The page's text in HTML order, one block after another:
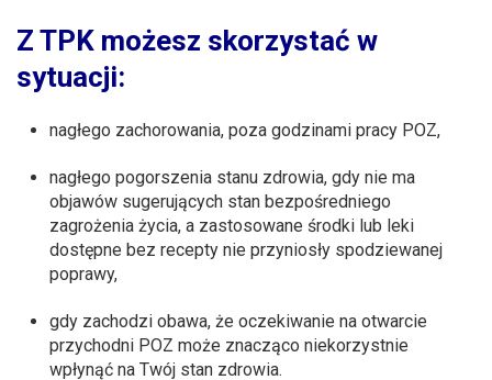
Z TPK możesz skorzystać w
sytuacji:
nagłego zachorowania, poza godzinami pracy POZ,
nagłego pogorszenia stanu zdrowia, gdy nie ma
objawów sugerujących stan bezpośredniego
zagrożenia życia, a zastosowane środki lub leki
dostępne bez recepty nie przyniosły spodziewanej
poprawy,
gdy zachodzi obawa, że oczekiwanie na otwarcie
przychodni POZ może znacząco niekorzystnie
wpłynąć na Twój stan zdrowia.